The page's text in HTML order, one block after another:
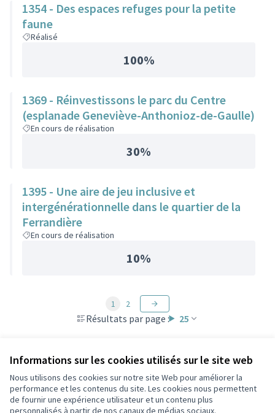
Informations sur les cookies utilisés sur le site web
Nous utilisons des cookies sur notre site Web pour améliorer la
performance et les contenus du site. Les cookies nous permettent
de fournir une expérience utilisateur et un contenu plus
personnalisés à partir de nos canaux de médias sociaux.
1354 - Des espaces refuges pour la petite
faune
Réalisé
100%
1369 - Réinvestissons le parc du Centre
(esplanade Geneviève-Anthonioz-de-Gaulle)
En cours de réalisation
30%
1395 - Une aire de jeu inclusive et
intergénérationnelle dans le quartier de la
Ferrandière
En cours de réalisation
10%
Résultats par page : 25
1 2
Conditions d'utilisation
Paramètres des cookies
Participez Villeurbanne sur X
Participez Villeurbanne sur Facebook
Participez Villeurbanne sur Instagram
Participez Villeurbanne sur YouTube